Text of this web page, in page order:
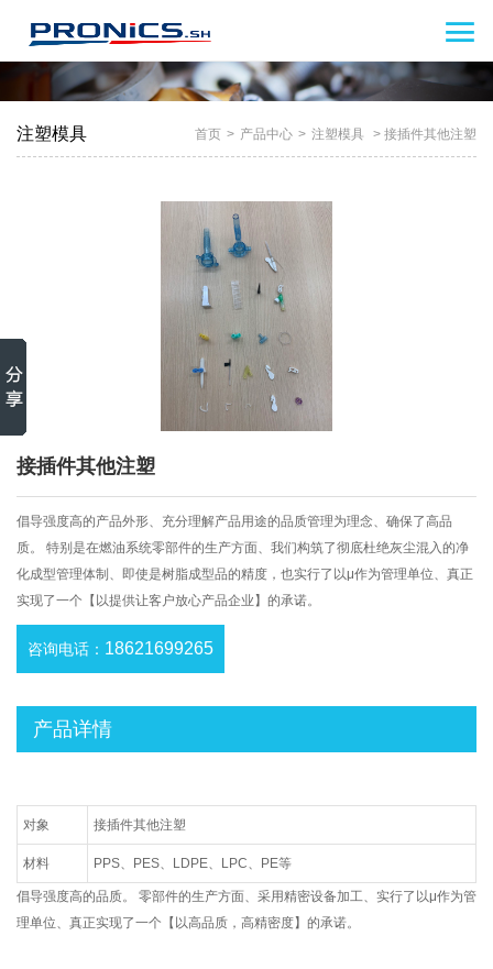

注塑模具 首页 > 产品中心 > 注塑模具 > 接插件其他注塑
接插件其他注塑
倡导强度高的产品外形、充分理解产品用途的品质管理为理念、确保了高品
质。 特别是在燃油系统零部件的生产方面、我们构筑了彻底杜绝灰尘混入的净
化成型管理体制、即使是树脂成型品的精度，也实行了以μ作为管理单位、真正
实现了一个【以提供让客户放心产品企业】的承诺。
咨询电话： 18621699265
产品详情
对象 接插件其他注塑
材料 PPS、PES、LDPE、LPC、PE等
倡导强度高的品质。 零部件的生产方面、采用精密设备加工、实行了以μ作为管
理单位、真正实现了一个【以高品质，高精密度】的承诺。